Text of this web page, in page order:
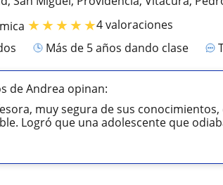
★★★★★4 valoraciones
más de 5 años dando clase
de Andrea opinan:
muy segura de sus
Logró que una adolescente que